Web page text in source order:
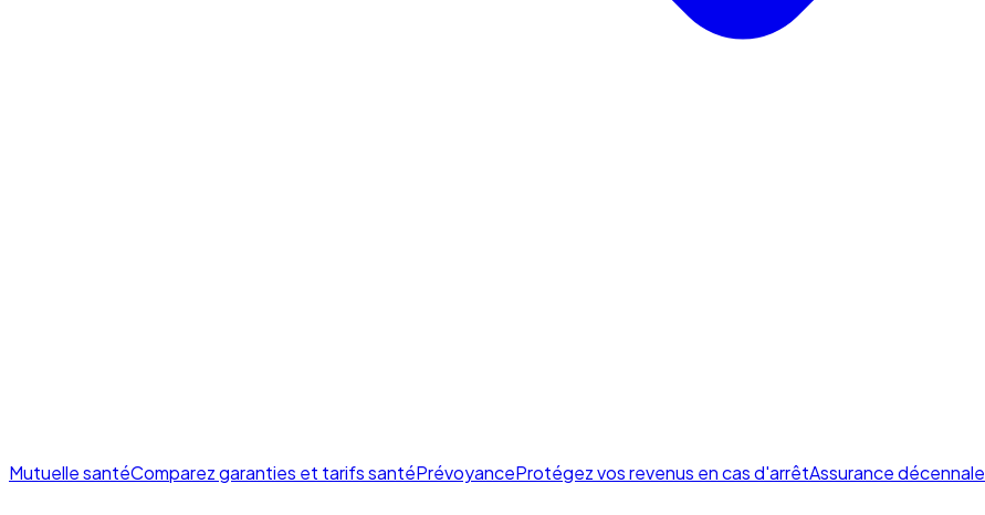
Mutuelle santéComparez garanties et tarifs santéPrévoyanceProtégez vos revenus en cas d'arrêtAssurance décennale